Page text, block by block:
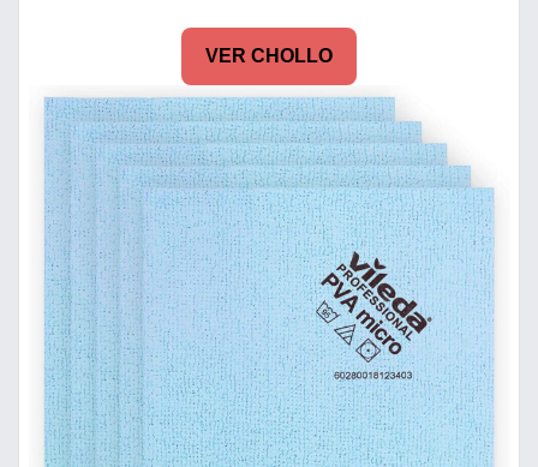
VER CHOLLO